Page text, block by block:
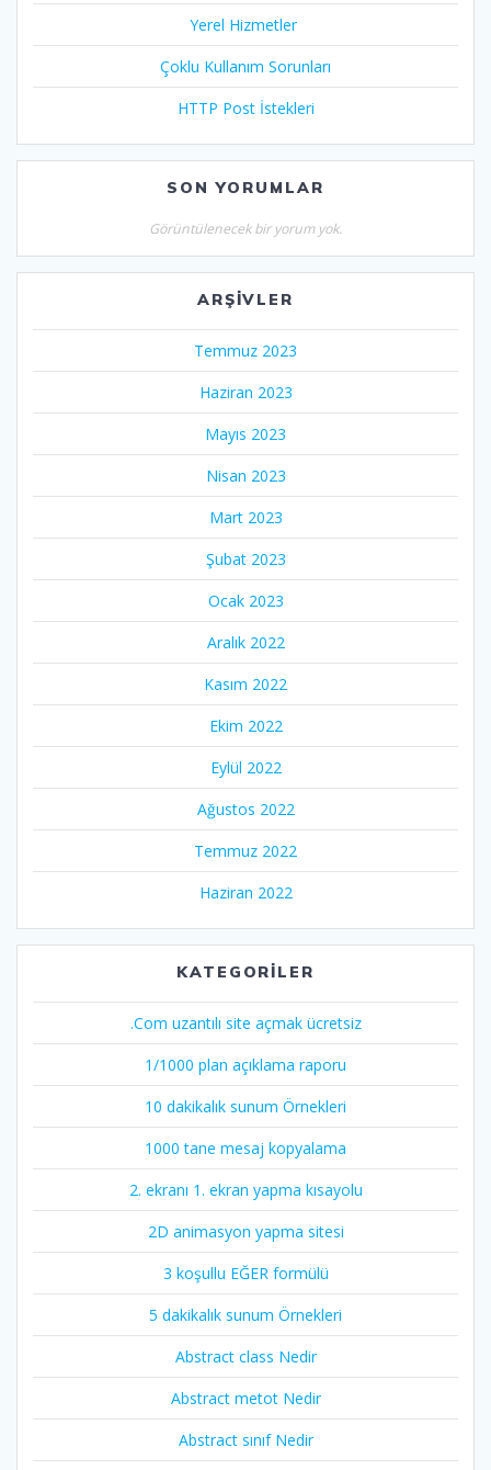
Yerel Hizmetler
Çoklu Kullanım Sorunları
HTTP Post İstekleri
SON YORUMLAR
Görüntülenecek bir yorum yok.
ARŞIVLER
Temmuz 2023
Haziran 2023
Mayıs 2023
Nisan 2023
Mart 2023
Şubat 2023
Ocak 2023
Aralık 2022
Kasım 2022
Ekim 2022
Eylül 2022
Ağustos 2022
Temmuz 2022
Haziran 2022
KATEGORILER
.Com uzantılı site açmak ücretsiz
1/1000 plan açıklama raporu
10 dakikalık sunum Örnekleri
1000 tane mesaj kopyalama
2. ekranı 1. ekran yapma kısayolu
2D animasyon yapma sitesi
3 koşullu EĞER formülü
5 dakikalık sunum Örnekleri
Abstract class Nedir
Abstract metot Nedir
Abstract sınıf Nedir